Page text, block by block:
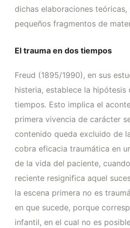
dichas elaboraciones teóricas,
pequeños fragmentos de
El trauma en dos tiempos
Freud (1895/1990), en sus
histeria, establece la hipótesis
tiempos. Esto implica el
primera vivencia de carácter
contenido queda excluido de
cobra eficacia traumática en
de la vida del paciente,
reciente resignifica aquel
la escena primera no es
en que sucede, porque
infantil, en el cual no es